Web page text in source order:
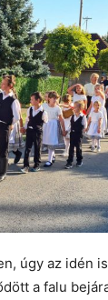
úgy az idén
a falu